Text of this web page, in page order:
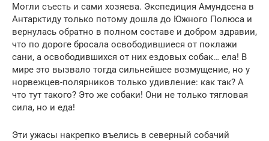
Могли съесть и сами хозяева. Экспедиция Амундсена в
Антарктиду только потому дошла до Южного Полюса и
вернулась обратно в полном составе и добром здравии,
что по дороге бросала освободившиеся от поклажи
сани, а освободившихся от них ездовых собак… ела! В
мире это вызвало тогда сильнейшее возмущение, но у
норвежцев-полярников только удивление: как так? А
что тут такого? Это же собаки! Они не только тягловая
сила, но и еда!
Эти ужасы накрепко въелись в северный собачий